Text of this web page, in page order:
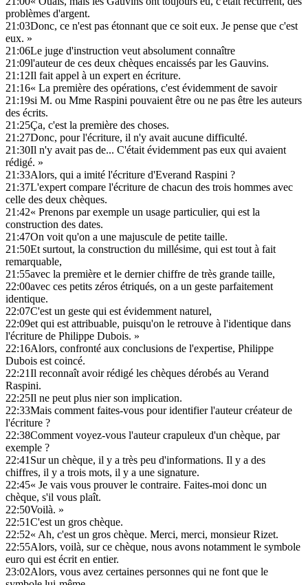
problèmes d'argent.
21:03Donc, ce n'est pas étonnant que ce soit eux. Je pense que c'est
eux. »
21:06Le juge d'instruction veut absolument connaître
21:09l'auteur de ces deux chèques encaissés par les Gauvins.
21:12Il fait appel à un expert en écriture.
21:16« La première des opérations, c'est évidemment de savoir
21:19si M. ou Mme Raspini pouvaient être ou ne pas être les auteurs
des écrits.
21:25Ça, c'est la première des choses.
21:27Donc, pour l'écriture, il n'y avait aucune difficulté.
21:30Il n'y avait pas de... C'était évidemment pas eux qui avaient
rédigé. »
21:33Alors, qui a imité l'écriture d'Everand Raspini ?
21:37L'expert compare l'écriture de chacun des trois hommes avec
celle des deux chèques.
21:42« Prenons par exemple un usage particulier, qui est la
construction des dates.
21:47On voit qu'on a une majuscule de petite taille.
21:50Et surtout, la construction du millésime, qui est tout à fait
remarquable,
21:55avec la première et le dernier chiffre de très grande taille,
22:00avec ces petits zéros étriqués, on a un geste parfaitement
identique.
22:07C'est un geste qui est évidemment naturel,
22:09et qui est attribuable, puisqu'on le retrouve à l'identique dans
l'écriture de Philippe Dubois. »
22:16Alors, confronté aux conclusions de l'expertise, Philippe
Dubois est coincé.
22:21Il reconnaît avoir rédigé les chèques dérobés au Verand
Raspini.
22:25Il ne peut plus nier son implication.
22:33Mais comment faites-vous pour identifier l'auteur créateur de
l'écriture ?
22:38Comment voyez-vous l'auteur crapuleux d'un chèque, par
exemple ?
22:41Sur un chèque, il y a très peu d'informations. Il y a des
chiffres, il y a trois mots, il y a une signature.
22:45« Je vais vous prouver le contraire. Faites-moi donc un
chèque, s'il vous plaît.
22:50Voilà. »
22:51C'est un gros chèque.
22:52« Ah, c'est un gros chèque. Merci, merci, monsieur Rizet.
22:55Alors, voilà, sur ce chèque, nous avons notamment le symbole
euro qui est écrit en entier.
23:02Alors, vous avez certaines personnes qui ne font que le